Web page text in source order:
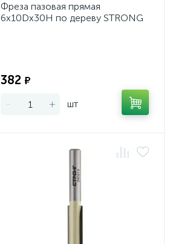
Фреза пазовая прямая
6x10Dx30H по дереву STRONG
382 ₽
- + шт